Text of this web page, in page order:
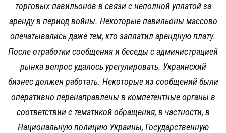
торговых павильонов в связи с неполной уплатой за
аренду в период войны. Некоторые павильоны массово
опечатывались даже тем, кто заплатил арендную плату.
После отработки сообщения и беседы с администрацией
рынка вопрос удалось урегулировать. Украинский
бизнес должен работать. Некоторые из сообщений были
оперативно перенаправлены в компетентные органы в
соответствии с тематикой обращения, в частности, в
Национальную полицию Украины, Государственную